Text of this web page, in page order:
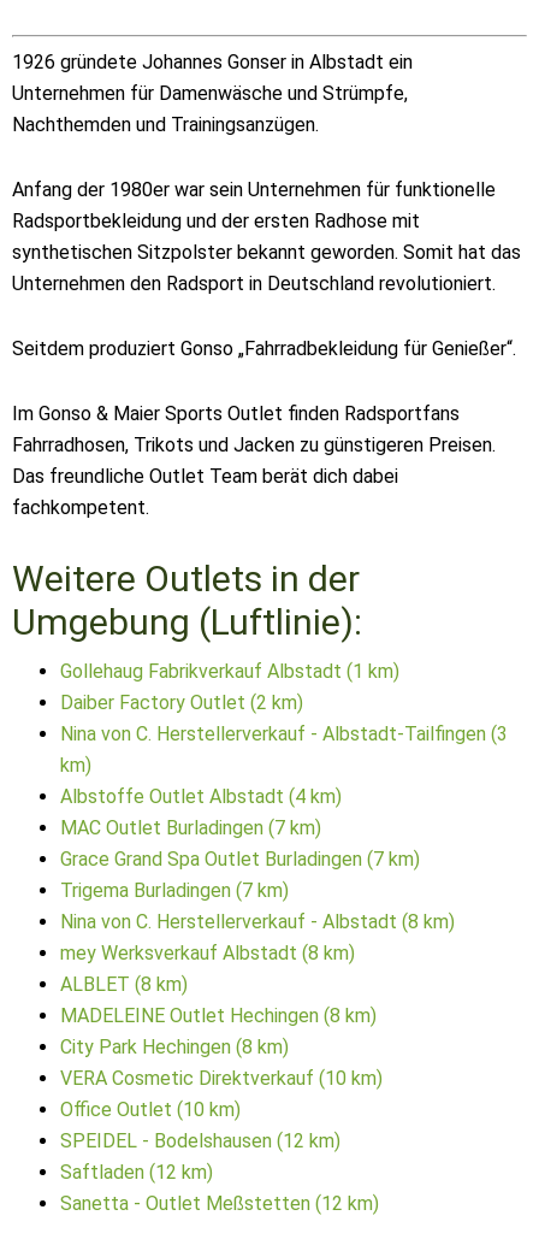
1926 gründete Johannes Gonser in Albstadt ein
Unternehmen für Damenwäsche und Strümpfe,
Nachthemden und Trainingsanzügen.
Anfang der 1980er war sein Unternehmen für funktionelle
Radsportbekleidung und der ersten Radhose mit
synthetischen Sitzpolster bekannt geworden. Somit hat das
Unternehmen den Radsport in Deutschland revolutioniert.
Seitdem produziert Gonso „Fahrradbekleidung für Genießer“.
Im Gonso & Maier Sports Outlet finden Radsportfans
Fahrradhosen, Trikots und Jacken zu günstigeren Preisen.
Das freundliche Outlet Team berät dich dabei
fachkompetent.
Weitere Outlets in der
Umgebung (Luftlinie):
Gollehaug Fabrikverkauf Albstadt (1 km)
Daiber Factory Outlet (2 km)
Nina von C. Herstellerverkauf - Albstadt-Tailfingen (3
km)
Albstoffe Outlet Albstadt (4 km)
MAC Outlet Burladingen (7 km)
Grace Grand Spa Outlet Burladingen (7 km)
Trigema Burladingen (7 km)
Nina von C. Herstellerverkauf - Albstadt (8 km)
mey Werksverkauf Albstadt (8 km)
ALBLET (8 km)
MADELEINE Outlet Hechingen (8 km)
City Park Hechingen (8 km)
VERA Cosmetic Direktverkauf (10 km)
Office Outlet (10 km)
SPEIDEL - Bodelshausen (12 km)
Saftladen (12 km)
Sanetta - Outlet Meßstetten (12 km)